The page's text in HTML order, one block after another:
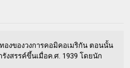
องของวงการคอมิคอเมริกัน ตอนนั้น
งสรรค์ขึ้นเมื่อค.ศ. 1939 โดยนัก